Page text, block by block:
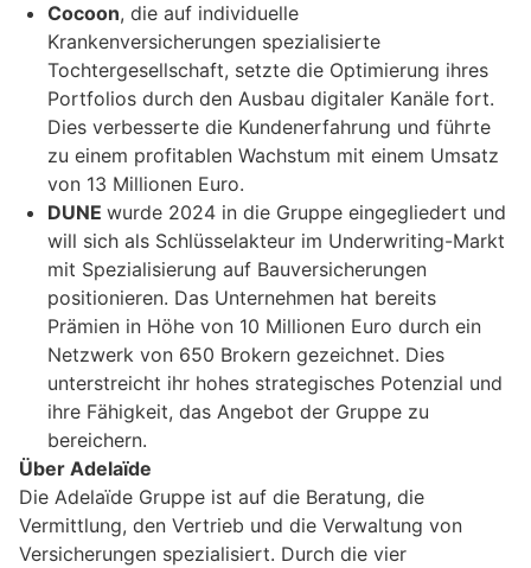
Cocoon, die auf individuelle
Krankenversicherungen spezialisierte
Tochtergesellschaft, setzte die Optimierung ihres
Portfolios durch den Ausbau digitaler Kanäle fort.
Dies verbesserte die Kundenerfahrung und führte
zu einem profitablen Wachstum mit einem Umsatz
von 13 Millionen Euro.
DUNE wurde 2024 in die Gruppe eingegliedert und
will sich als Schlüsselakteur im Underwriting-Markt
mit Spezialisierung auf Bauversicherungen
positionieren. Das Unternehmen hat bereits
Prämien in Höhe von 10 Millionen Euro durch ein
Netzwerk von 650 Brokern gezeichnet. Dies
unterstreicht ihr hohes strategisches Potenzial und
ihre Fähigkeit, das Angebot der Gruppe zu
bereichern.
Über Adelaïde
Die Adelaïde Gruppe ist auf die Beratung, die
Vermittlung, den Vertrieb und die Verwaltung von
Versicherungen spezialisiert. Durch die vier